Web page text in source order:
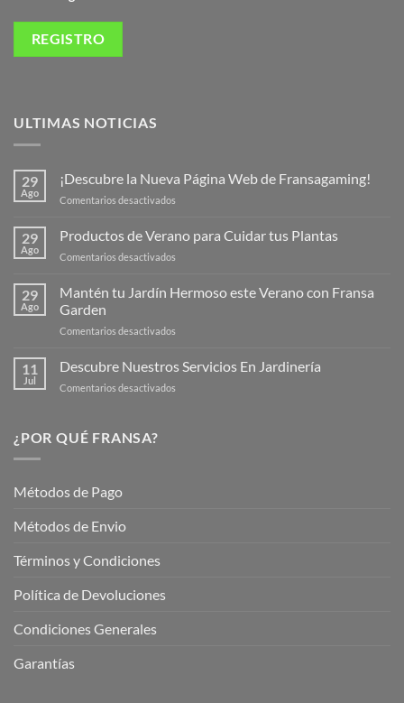
ULTIMAS NOTICIAS
29
Ago
¡Descubre la Nueva Página Web de Fransagaming!
Comentarios desactivados
Nueva
de
29
Ago
Productos de Verano para Cuidar tus Plantas
Comentarios desactivados
de
Verano
Plantas
29
Ago
Mantén tu Jardín Hermoso este Verano con Fransa
Garden
Comentarios desactivados
Jardín
11
Jul
Descubre Nuestros Servicios En Jardinería
Comentarios desactivados
¿POR QUÉ FRANSA?
Métodos de Pago
Métodos de Envio
Términos y Condiciones
Política de Devoluciones
Condiciones Generales
Garantías